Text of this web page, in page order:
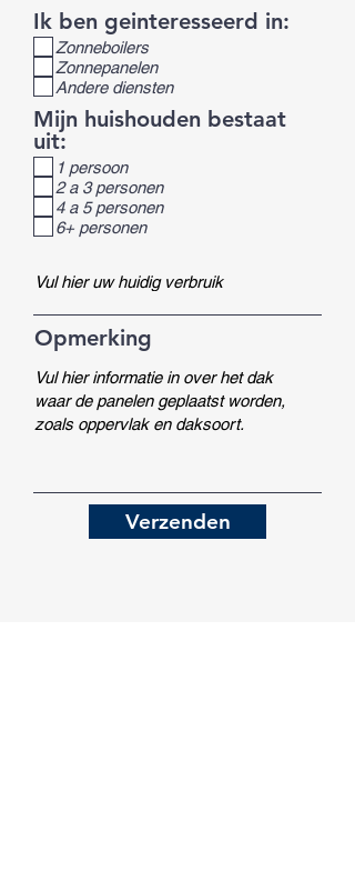
Ik ben geinteresseerd in:
Zonneboilers
Zonnepanelen
Andere diensten
Mijn huishouden bestaat
uit:
1 persoon
2 a 3 personen
4 a 5 personen
6+ personen
Opmerking
Verzenden